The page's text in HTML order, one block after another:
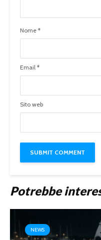
Nome *
Email *
Sito web
Potrebbe
NEWS